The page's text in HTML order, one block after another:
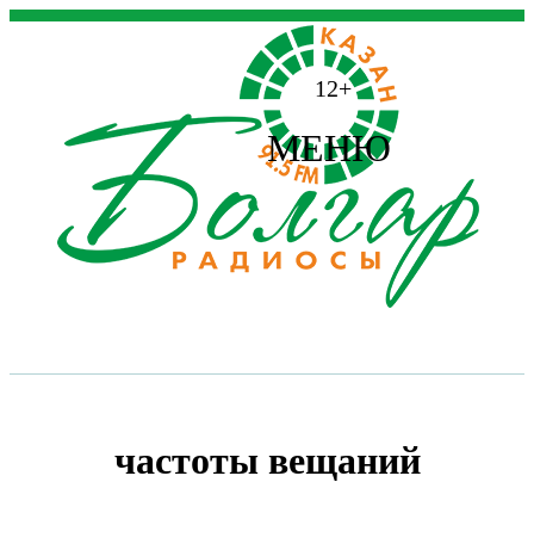
12+
МЕНЮ
частоты вещаний